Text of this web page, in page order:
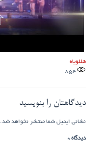
هللویاه
854
دیدگاهتان را بنویسید
نشانی ایمیل شما منتشر نخواهد شد.
دیدگاه*